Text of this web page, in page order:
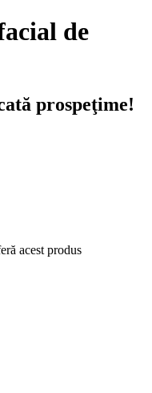
de
prospeţime!
acest produs